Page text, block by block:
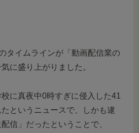
タイムラインが「動画配信業の
に盛り上がりました。
に真夜中0時すぎに侵入した41
というニュースで、しかも逮
信」だったということで、